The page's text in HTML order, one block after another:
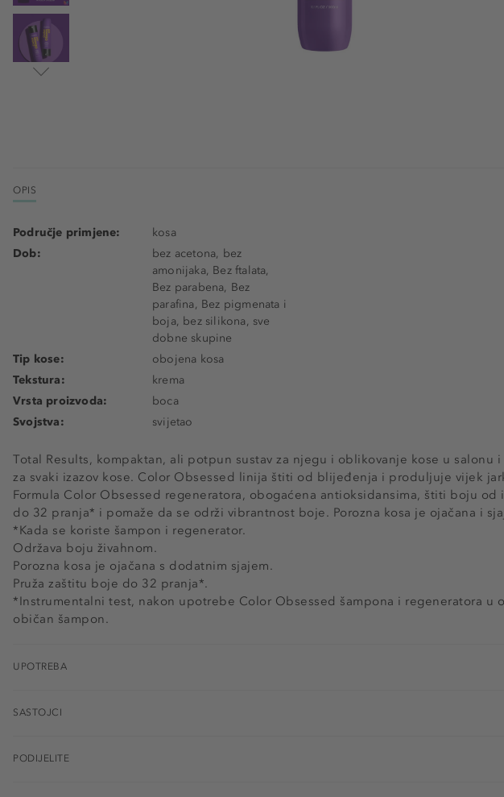
OPIS
Total Results, kompaktan, ali potpun sustav za njegu i oblikovanje kose u salonu
za svaki izazov kose. Color Obsessed linija štiti od blijeđenja i produljuje vijek
Formula Color Obsessed regeneratora, obogaćena antioksidansima, štiti boju od
do 32 pranja* i pomaže da se održi vibrantnost boje. Porozna kosa je ojačana i
*Kada se koriste šampon i regenerator.
Održava boju živahnom.
Porozna kosa je ojačana s dodatnim sjajem.
Pruža zaštitu boje do 32 pranja*.
*Instrumentalni test, nakon upotrebe Color Obsessed šampona i regeneratora u
običan šampon.
Područje primjene:
kosa
Dob:
bez acetona, bez
amonijaka, Bez ftalata,
Bez parabena, Bez
parafina, Bez pigmenata i
boja, bez silikona, sve
dobne skupine
Tip kose:
obojena kosa
Tekstura:
krema
Vrsta proizvoda:
boca
Svojstva:
svijetao
UPOTREBA
SASTOJCI
PODIJELITE